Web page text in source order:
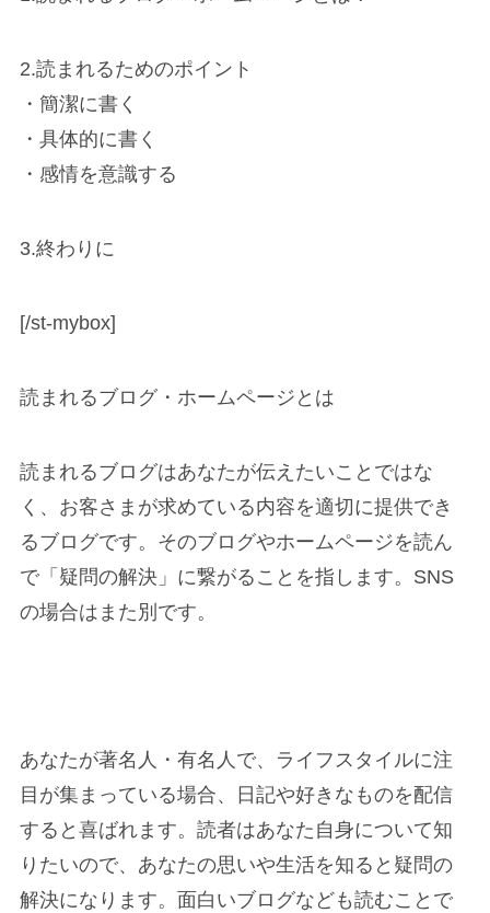
2.読まれるためのポイント
・簡潔に書く
・具体的に書く
・感情を意識する
3.終わりに
[/st-mybox]
読まれるブログ・ホームページとは
読まれるブログはあなたが伝えたいことではな
く、お客さまが求めている内容を適切に提供でき
るブログです。そのブログやホームページを読ん
で「 疑問の解決」に繋がる ことを指します。SNS
の場合はまた別です。
あなたが著名人・有名人で、ライフスタイルに注
目が集まっている場合、日記や好きなものを配信
すると喜ばれます。読者はあなた自身について知
りたいので、あなたの思いや生活を知ると疑問の
解決になります。面白いブログなども読むことで